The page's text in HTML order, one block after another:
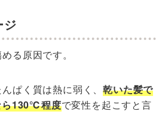
ジ
る原因です。
ぱく質は熱に弱く、乾いた髪で
130℃程度で変性を起こすと言